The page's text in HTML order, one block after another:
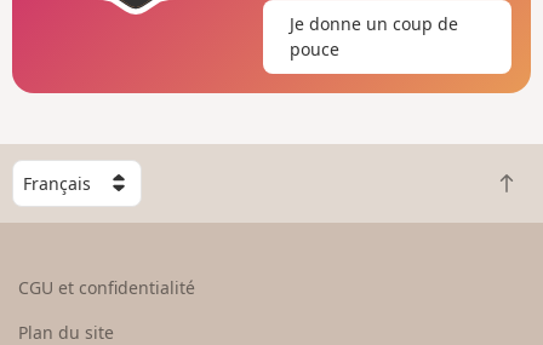
Je donne un coup de
pouce
C
h
o
R
e
CGU et confidentialité
Plan du site